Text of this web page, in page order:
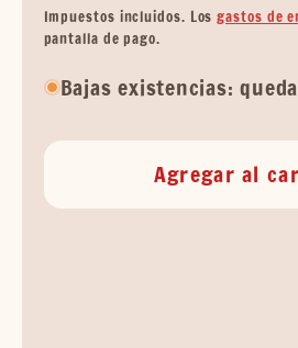
habitual
Impuestos incluidos. Losgastos de
pantalla de pago.
Bajas existencias:
Agregar al